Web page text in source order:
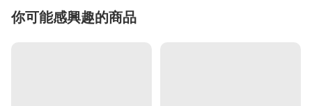
你可能感興趣的商品